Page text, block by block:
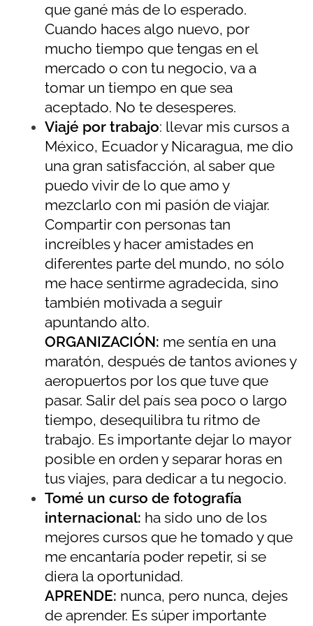
que gané más de lo esperado.
Cuando haces algo nuevo, por
mucho tiempo que tengas en el
mercado o con tu negocio, va a
tomar un tiempo en que sea
aceptado. No te desesperes.
Viajé por trabajo: llevar mis cursos a
México, Ecuador y Nicaragua, me dio
una gran satisfacción, al saber que
puedo vivir de lo que amo y
mezclarlo con mi pasión de viajar.
Compartir con personas tan
increíbles y hacer amistades en
diferentes parte del mundo, no sólo
me hace sentirme agradecida, sino
también motivada a seguir
apuntando alto.
ORGANIZACIÓN: me sentía en una
maratón, después de tantos aviones y
aeropuertos por los que tuve que
pasar. Salir del país sea poco o largo
tiempo, desequilibra tu ritmo de
trabajo. Es importante dejar lo mayor
posible en orden y separar horas en
tus viajes, para dedicar a tu negocio.
Tomé un curso de fotografía
internacional: ha sido uno de los
mejores cursos que he tomado y que
me encantaría poder repetir, si se
diera la oportunidad.
APRENDE: nunca, pero nunca, dejes
de aprender. Es súper importante